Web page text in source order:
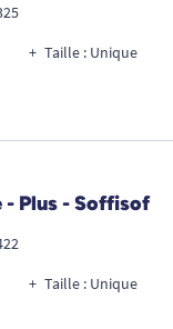
Taille : Unique
Plus - Soffisof
Taille : Unique